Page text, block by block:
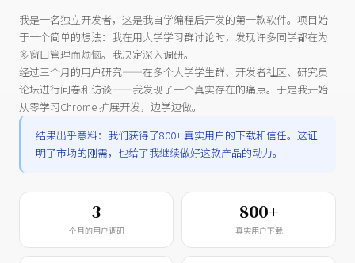
我是一名独立开发者，这是我自学编程后开发的第一款软件。项目始
于一个简单的想法：我在用大学学习群讨论时，发现许多同学都在为
多窗口管理而烦恼。我决定深入调研。
经过三个月的用户研究——在多个大学学生群、开发者社区、研究员
论坛进行问卷和访谈——我发现了一个真实存在的痛点。于是我开始
从零学习Chrome 扩展开发，边学边做。
结果出乎意料：我们获得了800+ 真实用户的下载和信任。这证
明了市场的刚需，也给了我继续做好这款产品的动力。
3
个月的用户调研
800+
真实用户下载